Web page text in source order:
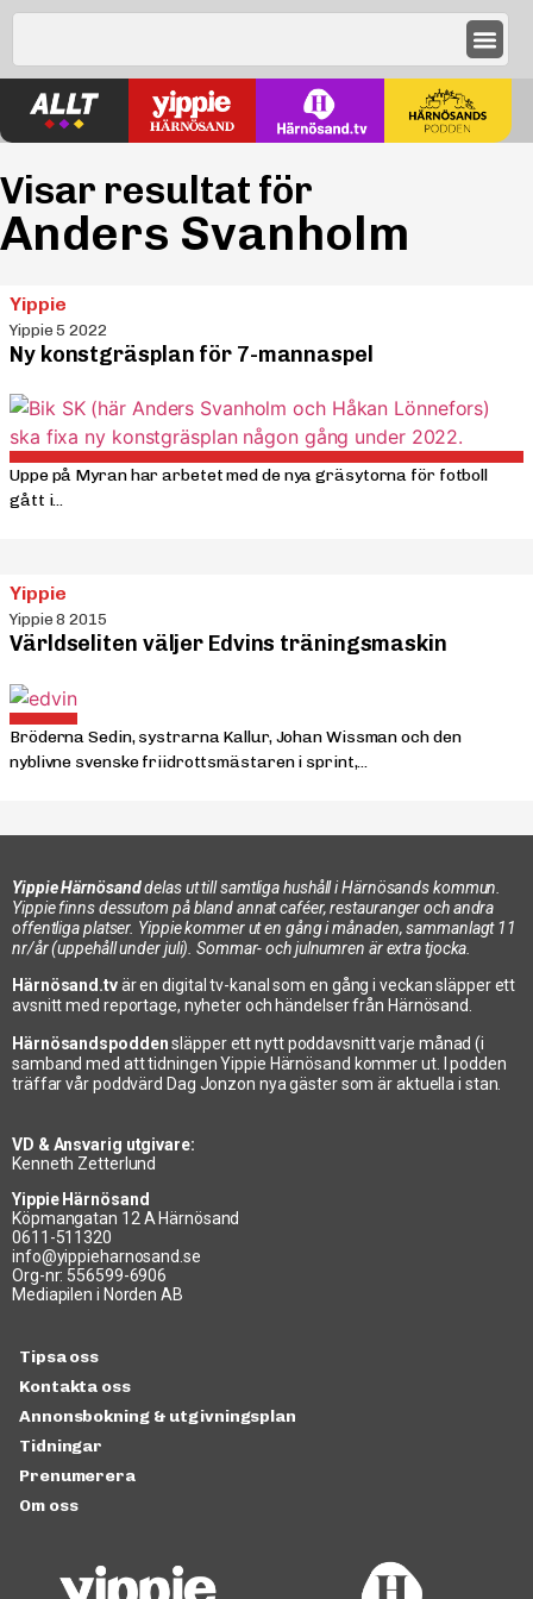
Visar resultat för
Anders Svanholm
Yippie
Yippie 5 2022
Ny konst­gräsplan för 7-mannaspel
Uppe på Myran har arbetet med de nya gräs­ytorna för fotboll
gått i...
Yippie
Yippie 8 2015
Världseliten väljer Edvins träningsmaskin
Bröderna Sedin, systrarna Kallur, Johan Wissman och den
nyblivne svenske friidrottsmästaren i sprint,...
Yippie Härnösanddelas ut till samtliga hushåll i Härnösands kommun.
Yippie finns dessutom på bland annat caféer, restauranger och andra
offentliga platser. Yippie kommer ut en gång i månaden, sammanlagt 11
nr/år (uppehåll under juli). Sommar- och julnumren är extra tjocka.
Härnösand.tvär en digital tv-kanal som en gång i veckan släpper ett
avsnitt med reportage, nyheter och händelser från Härnösand.
Härnösandspoddensläpper ett nytt poddavsnitt varje månad (i
samband med att tidningen Yippie Härnösand kommer ut. I podden
träffar vår poddvärd Dag Jonzon nya gäster som är aktuella i stan.
VD & Ansvarig utgivare:
Kenneth Zetterlund
Yippie Härnösand
Köpmangatan 12 A Härnösand
0611-511320
info@yippieharnosand.se
Org-nr: 556599-6906
Mediapilen i Norden AB
Tipsa oss
Kontakta oss
Annonsbokning & utgivningsplan
Tidningar
Prenumerera
Om oss